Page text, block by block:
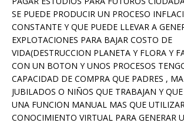
SE PUEDE PRODUCIR UN PROCESO
CONSTANTE Y QUE PUEDE LLEVAR A
EXPLOTACIONES PARA BAJAR COSTO DE
VIDA(DESTRUCCION PLANETA Y FLORA Y
CON UN BOTON Y UNOS PROCESOS
CAPACIDAD DE COMPRA QUE PADRES ,
JUBILADOS O NIÑOS QUE TRABAJAN Y QUE
UNA FUNCION MANUAL MAS QUE
CONOCIMIENTO VIRTUAL PARA GENERAR